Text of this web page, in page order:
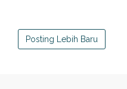
Posting Lebih Baru